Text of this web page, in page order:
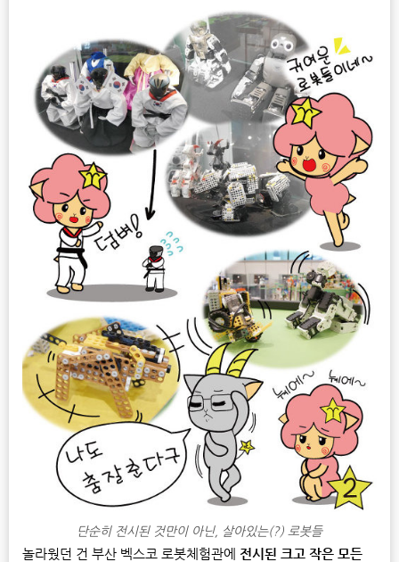
단순히 전시된 것만이 아닌, 살아있는(?) 로봇들
놀라웠던 건 부산 벡스코 로봇체험관에 전시된 크고 작은 모든